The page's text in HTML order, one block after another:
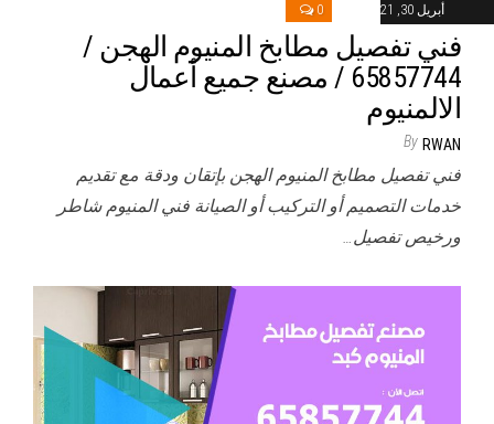
أبريل 30, 2021 0
فني تفصيل مطابخ المنيوم الهجن /
65857744 / مصنع جميع أعمال
الالمنيوم
By RWAN
فني تفصيل مطابخ المنيوم الهجن بإتقان ودقة مع تقديم
خدمات التصميم أو التركيب أو الصيانة فني المنيوم شاطر
ورخيص تفصيل…